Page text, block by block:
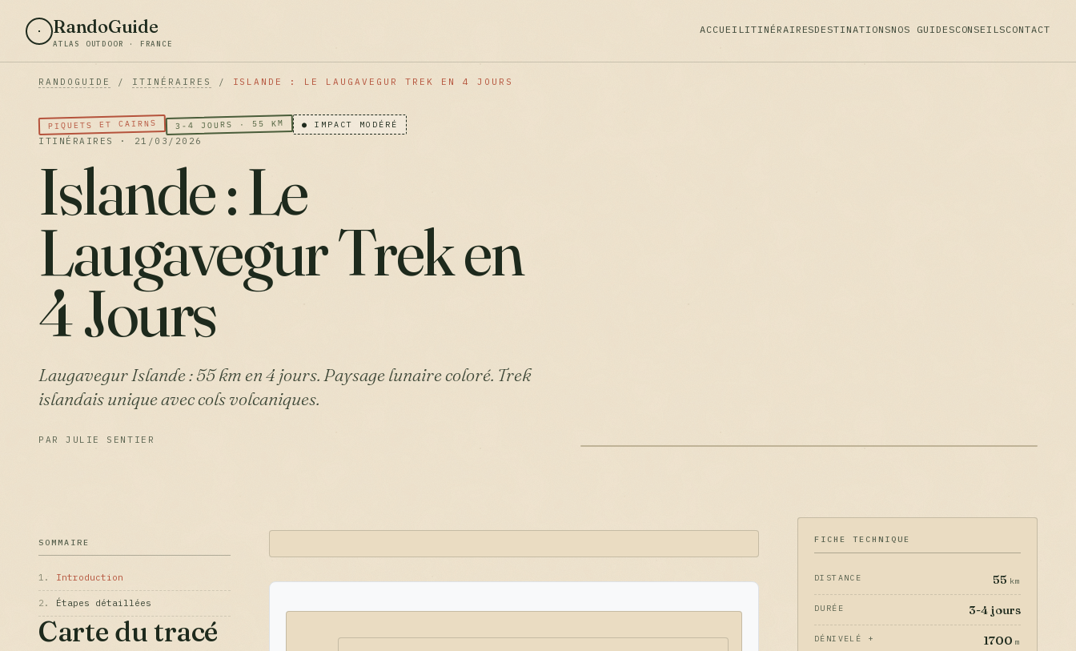
RandoGuide
ATLAS OUTDOOR · FRANCE
ACCUEILITINÉRAIRESDESTINATIONSNOS GUIDESCONSEILSCONTACT
RANDOGUIDE / ITINÉRAIRES / ISLANDE : LE LAUGAVEGUR TREK EN 4 JOURS
PIQUETS ET CAIRNS 3-4 JOURS · 55 KM ● IMPACT MODÉRÉ
ITINÉRAIRES · 21/03/2026
Islande : Le
Laugavegur Trek en
4 Jours
Laugavegur Islande : 55 km en 4 jours. Paysage lunaire coloré. Trek
islandais unique avec cols volcaniques.
PAR JULIE SENTIER
SOMMAIRE
1. Introduction
2. Étapes détaillées
Carte du tracé
FICHE TECHNIQUE
DISTANCE 55 km
DURÉE 3-4 jours
DÉNIVELÉ + 1700 m